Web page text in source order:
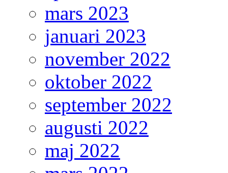
mars 2023
januari 2023
november 2022
oktober 2022
september 2022
augusti 2022
maj 2022